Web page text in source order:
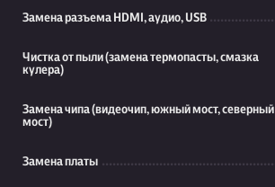
Замена разъема HDMI, аудио, USB
Чистка от пыли (замена термопасты, смазка
кулера)
Замена чипа (видеочип, южный мост, северный
мост)
Замена платы